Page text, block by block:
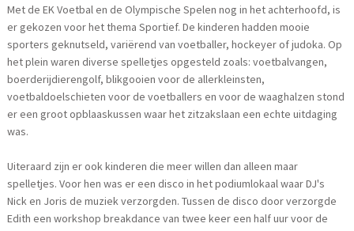
Met de EK Voetbal en de Olympische Spelen nog in het achterhoofd, is
er gekozen voor het thema Sportief. De kinderen hadden mooie
sporters geknutseld, variërend van voetballer, hockeyer of judoka. Op
het plein waren diverse spelletjes opgesteld zoals: voetbalvangen,
boerderijdierengolf, blikgooien voor de allerkleinsten,
voetbaldoelschieten voor de voetballers en voor de waaghalzen stond
er een groot opblaaskussen waar het zitzakslaan een echte uitdaging
was.
Uiteraard zijn er ook kinderen die meer willen dan alleen maar
spelletjes. Voor hen was er een disco in het podiumlokaal waar DJ's
Nick en Joris de muziek verzorgden. Tussen de disco door verzorgde
Edith een workshop breakdance van twee keer een half uur voor de